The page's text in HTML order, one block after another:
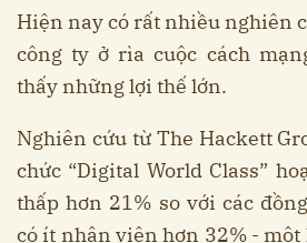
Hiện nay có rất nhiều nghiên
công ty ở rìa cuộc cách
thấy những lợi thế lớn.
Nghiên cứu từ The Hackett
chức “Digital World Class”
thấp hơn 21% so với các
có ít nhân viên hơn 32% -